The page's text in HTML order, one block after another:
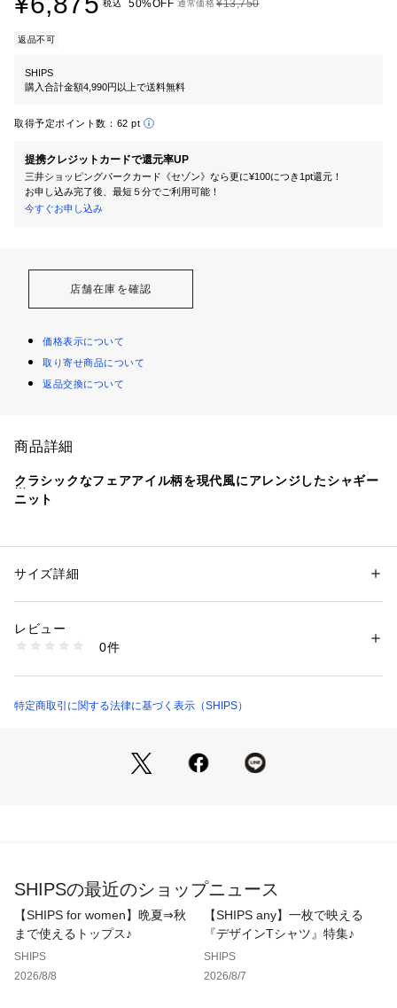
税込 50%OFF 通常価格¥13,750
返品不可
SHIPS
購入合計金額4,990円以上で送料無料
取得予定ポイント数： 62 pt
提携クレジットカードで還元率UP
三井ショッピングパークカード《セゾン》なら更に¥100につき1pt還元！
お申し込み完了後、最短５分でご利用可能！
今すぐお申し込み
店舗在庫を確認
価格表示について
取り寄せ商品について
返品交換について
商品詳細
クラシックなフェアアイル柄を現代風にアレンジしたシャギー
ニット
起毛させている為、程良い肉感がありながら軽量でふんわりと
いポイントです。
イル柄を融合させたニット。
シックなモノトーンカラーやファンシーなカラー展開もあり、
裏地：無
光沢感：無
生地の厚み：やや厚め
透け感：無
水洗い：手洗い可
性別：メンズ
素材：アクリル52%、 ポリエステル22%、 ナイロン18%、 毛6%、 ポリ
生産国：中国
1150000036477
サイズ詳細
レビュー
0件
特定商取引に関する法律に基づく表示（SHIPS）
SHIPSの最近のショップニュース
【SHIPS for women】晩夏⇒秋
まで使えるトップス♪
SHIPS
2026/8/8
【SHIPS any】一枚で映える
『デザインTシャツ』特集♪
SHIPS
2026/8/7